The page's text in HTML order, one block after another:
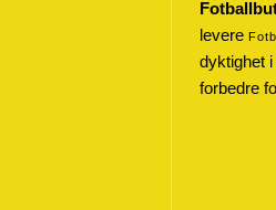
levere
dyktighet
forbedre